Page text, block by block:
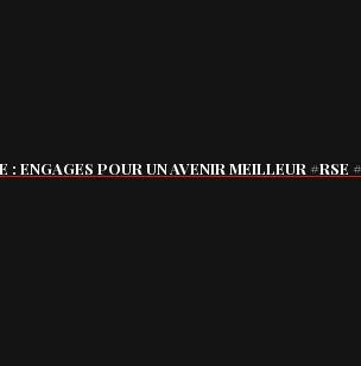
: ENGAGES POUR UN AVENIR MEILLEUR